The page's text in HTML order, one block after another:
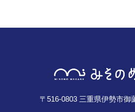
〒516-0803 三重県伊勢市御